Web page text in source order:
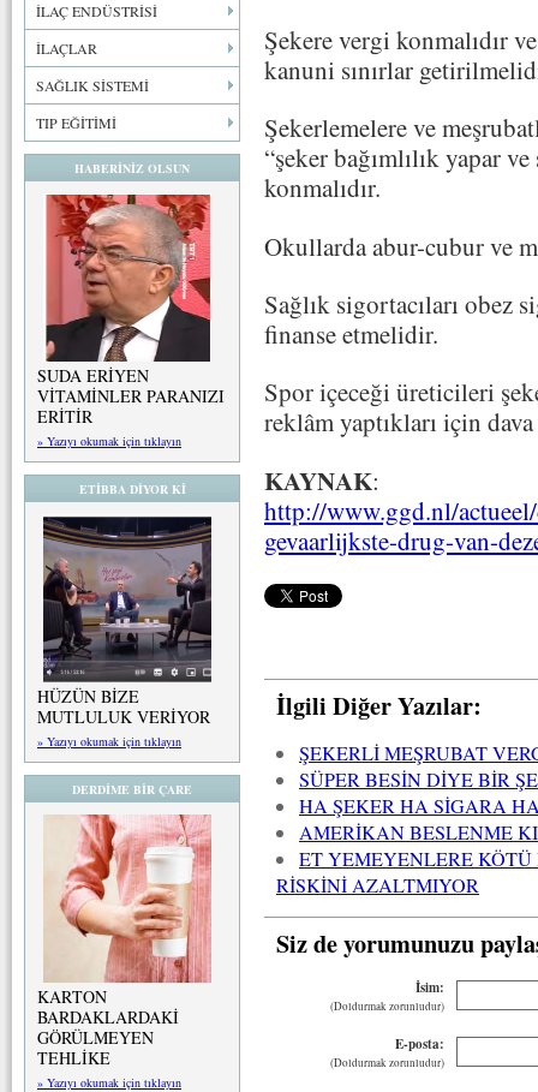
İLAÇ ENDÜSTRİSİ
İLAÇLAR
SAĞLIK SİSTEMİ
TIP EĞİTİMİ
HABERİNİZ OLSUN
SUDA ERİYEN
VİTAMİNLER PARANIZI
ERİTİR
» Yazıyı okumak için tıklayın
ETİBBA DİYOR Kİ
HÜZÜN BİZE
MUTLULUK VERİYOR
» Yazıyı okumak için tıklayın
DERDİME BİR ÇARE
KARTON
BARDAKLARDAKİ
GÖRÜLMEYEN
TEHLİKE
» Yazıyı okumak için tıklayın
Şekere vergi konmalıdır
kanuni sınırlar
Şekerlemelere ve
“şeker bağımlılık yapar
konmalıdır.
Okullarda abur-cubur ve
Sağlık sigortacıları obez
finanse etmelidir.
Spor içeceği üreticileri
reklâm yaptıkları için
KAYNAK:
http://www.ggd.nl/
gevaarlijkste-drug-van-
İlgili Diğer Yazılar:
ŞEKERLİ MEŞRUBAT
SÜPER BESİN DİYE BİR
HA ŞEKER HA SİGARA
AMERİKAN BESLENME
ET YEMEYENLERE
RİSKİNİ AZALTMIYOR
Siz de yorumunuzu
İsim:
(Doldurmak zorunludur)
E-posta:
(Doldurmak zorunludur)